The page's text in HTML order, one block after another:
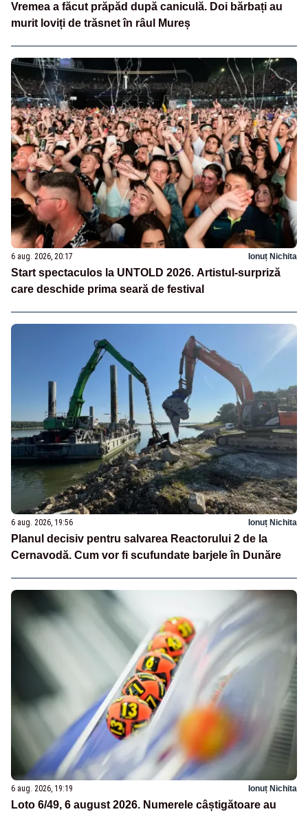
Vremea a făcut prăpăd după caniculă. Doi bărbați au
murit loviți de trăsnet în râul Mureș
6 aug. 2026, 20:17 Ionuț Nichita
Start spectaculos la UNTOLD 2026. Artistul-surpriză
care deschide prima seară de festival
6 aug. 2026, 19:56 Ionuț Nichita
Planul decisiv pentru salvarea Reactorului 2 de la
Cernavodă. Cum vor fi scufundate barjele în Dunăre
6 aug. 2026, 19:19 Ionuț Nichita
Loto 6/49, 6 august 2026. Numerele câștigătoare au